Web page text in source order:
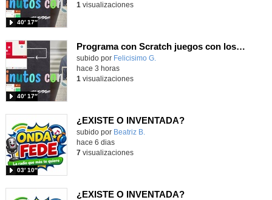
40′ 17″
1 visualizaciones
Programa con Scratch juegos con los partidos del mundial 2026 ganados por España
Contenido educativo.
subido por Felicisimo G.
40′ 17″
hace 3 horas
1 visualizaciones
¿EXISTE O INVENTADA?
Contenido educativo.
subido por Beatriz B.
03′ 10″
hace 6 dias
7visualizaciones
¿EXISTE O INVENTADA?